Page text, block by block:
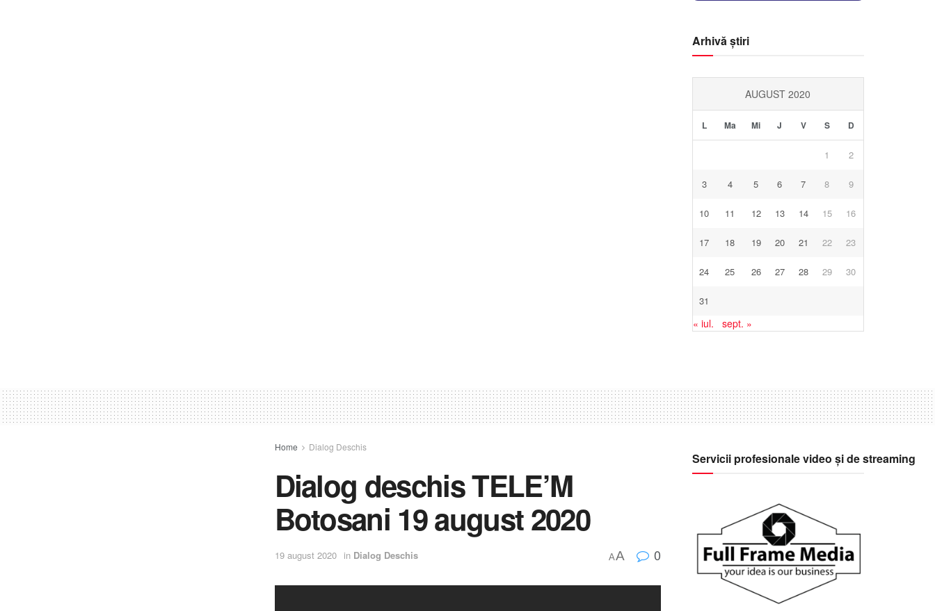
Arhivă știri
AUGUST 2020
L Ma Mi J V S D
1 2
3 4 5 6 7 8 9
10 11 12 13 14 15 16
17 18 19 20 21 22 23
24 25 26 27 28 29 30
31
« iul. sept. »
Home Dialog Deschis
Dialog deschis TELE’M
Botosani 19 august 2020
19 august 2020 in Dialog Deschis AA 0
Servicii profesionale video și de streaming